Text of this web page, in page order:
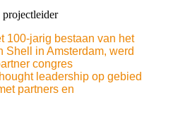
projectleider
100-jarig bestaan van het
Shell in Amsterdam, werd
congres
leadership op gebied
partners en